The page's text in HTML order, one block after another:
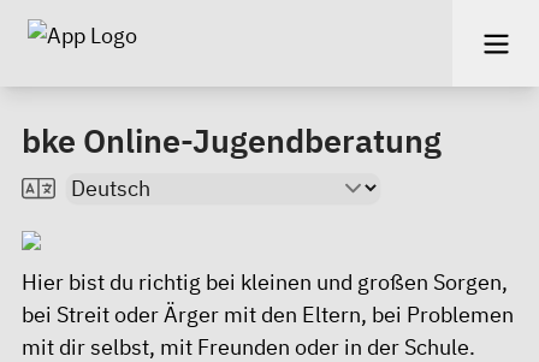
bke Online-Jugendberatung
Hier bist du richtig bei kleinen und großen Sorgen,
bei Streit oder Ärger mit den Eltern, bei Problemen
mit dir selbst, mit Freunden oder in der Schule.